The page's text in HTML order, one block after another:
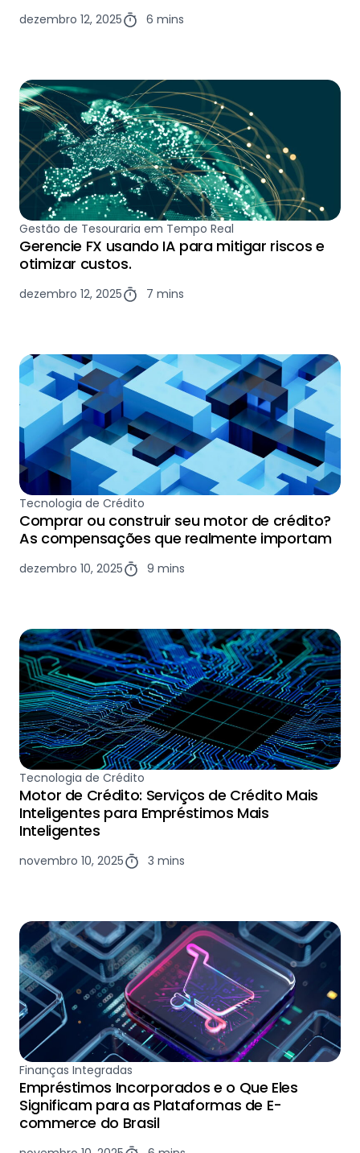
dezembro 12, 2025 6 mins
Gestão de Tesouraria em Tempo Real
Gerencie FX usando IA para mitigar riscos e
otimizar custos.
dezembro 12, 2025 7 mins
Tecnologia de Crédito
Comprar ou construir seu motor de crédito?
As compensações que realmente importam
dezembro 10, 2025 9 mins
Tecnologia de Crédito
Motor de Crédito: Serviços de Crédito Mais
Inteligentes para Empréstimos Mais
Inteligentes
novembro 10, 2025 3 mins
Finanças Integradas
Empréstimos Incorporados e o Que Eles
Significam para as Plataformas de E-
commerce do Brasil